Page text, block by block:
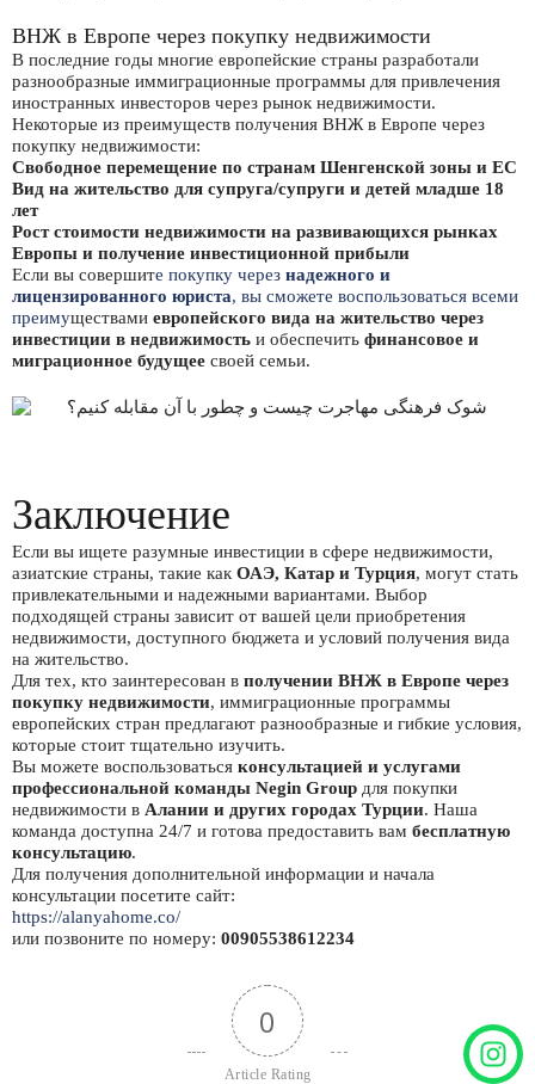
ВНЖ в Европе через покупку недвижимости
В последние годы многие европейские страны разработали
разнообразные иммиграционные программы для привлечения
иностранных инвесторов через рынок недвижимости.
Некоторые из преимуществ получения ВНЖ в Европе через
покупку недвижимости:
Свободное перемещение по странам Шенгенской зоны и ЕС
Вид на жительство для супруга/супруги и детей младше 18
лет
Рост стоимости недвижимости на развивающихся рынках
Европы и получение инвестиционной прибыли
Если вы совершите покупку через надежного и
лицензированного юриста, вы сможете воспользоваться всеми
преимуществами европейского вида на жительство через
инвестиции в недвижимость и обеспечить финансовое и
миграционное будущее своей семьи.
Заключение
Если вы ищете разумные инвестиции в сфере недвижимости,
азиатские страны, такие как ОАЭ, Катар и Турция, могут стать
привлекательными и надежными вариантами. Выбор
подходящей страны зависит от вашей цели приобретения
недвижимости, доступного бюджета и условий получения вида
на жительство.
Для тех, кто заинтересован в получении ВНЖ в Европе через
покупку недвижимости, иммиграционные программы
европейских стран предлагают разнообразные и гибкие условия,
которые стоит тщательно изучить.
Вы можете воспользоваться консультацией и услугами
профессиональной команды Negin Group для покупки
недвижимости в Алании и других городах Турции. Наша
команда доступна 24/7 и готова предоставить вам бесплатную
консультацию.
Для получения дополнительной информации и начала
консультации посетите сайт:
https://alanyahome.co/
или позвоните по номеру: 00905538612234
0
Article Rating